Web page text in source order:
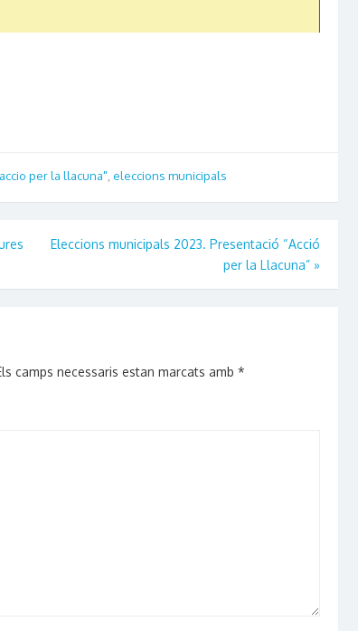
per la llacuna", eleccions municipals
Eleccions municipals 2023. Presentació “Acció
per la Llacuna” »
camps necessaris estan marcats amb *